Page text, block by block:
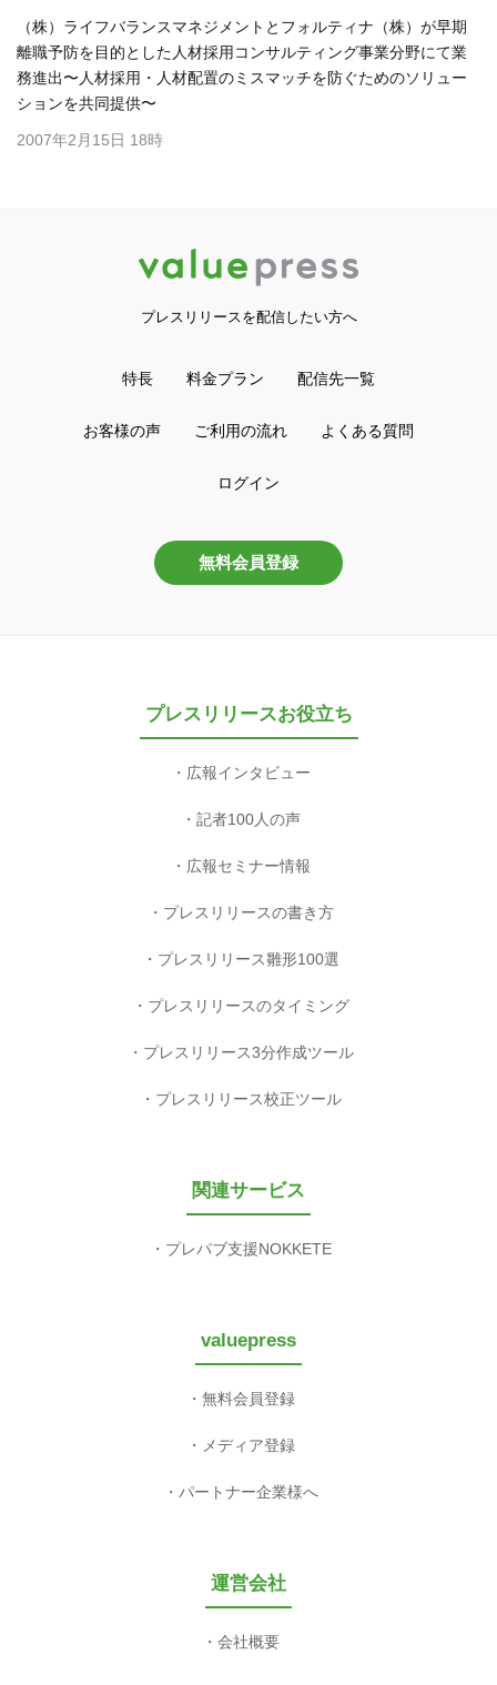
（株）ライフバランスマネジメントとフォルティナ（株）が早期
離職予防を目的とした人材採用コンサルティング事業分野にて業
務進出〜人材採用・人材配置のミスマッチを防ぐためのソリュー
ションを共同提供〜
2007年2月15日 18時
プレスリリースを配信したい方へ
特長 料金プラン 配信先一覧
お客様の声 ご利用の流れ よくある質問
ログイン
無料会員登録
プレスリリースお役立ち
広報インタビュー
記者100人の声
広報セミナー情報
プレスリリースの書き方
プレスリリース雛形100選
プレスリリースのタイミング
プレスリリース3分作成ツール
プレスリリース校正ツール
関連サービス
プレパブ支援NOKKETE
valuepress
無料会員登録
メディア登録
パートナー企業様へ
運営会社
会社概要